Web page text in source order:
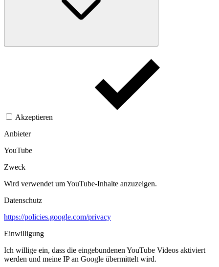
Akzeptieren
Anbieter
YouTube
Zweck
Wird verwendet um YouTube-Inhalte anzuzeigen.​
Datenschutz
https://policies.google.com/privacy
Einwilligung
Ich willige ein, dass die eingebundenen YouTube Videos aktiviert
werden und meine IP an Google übermittelt wird.​